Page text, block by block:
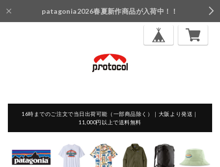
patagonia2026春夏新作商品が入荷中！！
16時までのご注文で当日出荷可能（一部商品除く）｜大阪より発送｜
11,000円以上で送料無料